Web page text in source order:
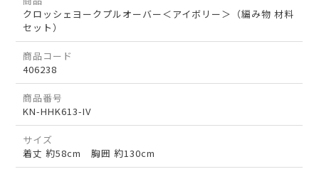
クロッシェヨークプルオーバー＜アイボリー＞（編み物 材料
セット）
商品コード
406238
商品番号
KN-HHK613-IV
サイズ
着丈 約58cm 胸囲 約130cm